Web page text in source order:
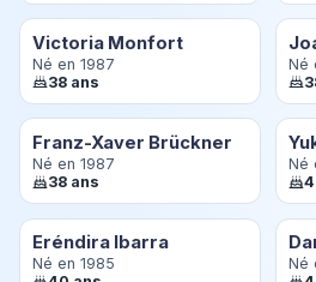
Victoria Monfort
Né en 1987
38 ans
Né
Franz-Xaver Brückner
Né en 1987
38 ans
Né
Eréndira Ibarra
Né en 1985
Né